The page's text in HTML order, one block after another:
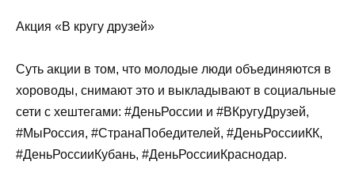
Акция «В кругу друзей»
Суть акции в том, что молодые люди объединяются в
хороводы, снимают это и выкладывают в социальные
сети с хештегами: #ДеньРоссии и #ВКругуДрузей,
#МыРоссия, #СтранаПобедителей, #ДеньРоссииКК,
#ДеньРоссииКубань, #ДеньРоссииКраснодар.